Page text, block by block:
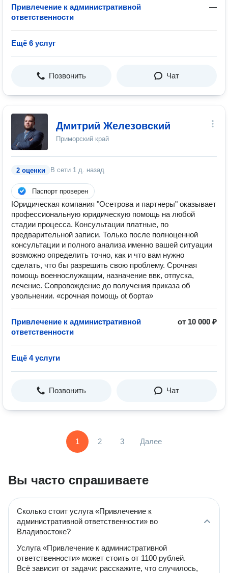
Привлечение к административной
ответственности
—
Ещё 6 услуг
Позвонить Чат
Дмитрий Железовский
Приморский край
2 оценки В сети 1 д. назад
Паспорт проверен
Юридическая компания "Осетрова и партнеры" оказывает
профессиональную юридическую помощь на любой
стадии процесса. Консультации платные, по
предварительной записи. Только после полноценной
консультации и полного анализа именно вашей ситуации
возможно определить точно, как и что вам нужно
сделать, что бы разрешить свою проблему. Срочная
помощь военнослужащим, назначение ввк, отпуска,
лечение. Сопровождение до получения приказа об
увольнении. «срочная помощь оt борта»
Привлечение к административной
ответственности
от 10 000 ₽
Ещё 4 услуги
Позвонить Чат
1 2 3 Далее
Вы часто спрашиваете
Сколько стоит услуга «Привлечение к
административной ответственности» во
Владивостоке?
Услуга «Привлечение к административной
ответственности» может стоить от 1100 рублей.
Всё зависит от задачи: расскажите, что случилось,